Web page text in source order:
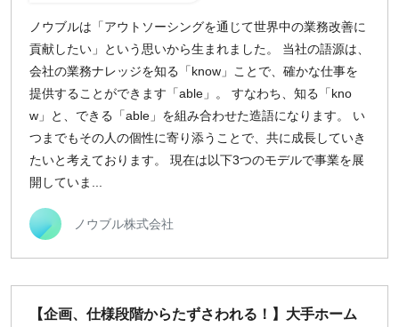
ノウブルは「アウトソーシングを通じて世界中の業務改善に
貢献したい」という思いから生まれました。 当社の語源は、
会社の業務ナレッジを知る「know」ことで、確かな仕事を
提供することができます「able」。 すなわち、知る「kno
w」と、できる「able」を組み合わせた造語になります。 い
つまでもその人の個性に寄り添うことで、共に成長していき
たいと考えております。 現在は以下3つのモデルで事業を展
開していま...
ノウブル株式会社
【企画、仕様段階からたずさわれる！】大手ホーム